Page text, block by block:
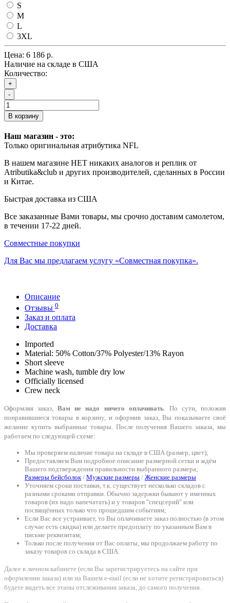
S
M
L
3XL
Цена: 6 186 р.
Наличие на складе в США
Количество:
+
-
В корзину
Наш магазин - это:
Только оригинальная атрибутика NFL
В нашем магазине НЕТ никаких аналогов и реплик от
Atributika&club и других производителей, сделанных в России
и Китае.
Быстрая доставка из США
Все заказанные Вами товары, мы срочно доставим самолетом,
в течении 17-22 дней.
Совместные покупки
Для Вас мы предлагаем услугу «Совместная покупка».
Описание
Отзывы 0
Заказ и оплата
Доставка
Imported
Material: 50% Cotton/37% Polyester/13% Rayon
Short sleeve
Machine wash, tumble dry low
Officially licensed
Crew neck
Оформляя заказ,Вам не надо ничего оплачивать. По сути, положив
понравившиеся товары в корзину, и оформив заказ, Вы показываете своё
желание купить выбранные товары. После получения Вашего заказа, мы
работаем по следующей схеме:
Мы проверяем наличие товара на складе в США (размер, цвет);
Предоставляем Вам подробное описание размерной сетки и ждём
Вашего подтверждения правильности выбранного размера;
Размеры бейсболок/ Мужские размеры / Женские размеры
Уточняем сроки поставки, т.к. существует несколько складов с
разными сроками отправки. Обычно задержки бывают у именных
товаров (их надо напечатать) и у товаров "спецсерий" или
посвящённых только что прошедшим событиям;
Если Вас все устраивает, то Вы оплачиваете заказ полностью (в этом
случае есть скидка) или делаете предоплату по указанным Вам в
письме реквизитам;
Только после получения от Вас оплаты, мы продолжаем работу по
заказу товаров со склада в США.
Далее в личном кабинете (если Вы зарегистрируетесь на сайте при
оформлении заказа) или на Вашем e-mail (если не хотите регистрироваться)
будете видеть все этапы отслеживания заказа, до самого получения.